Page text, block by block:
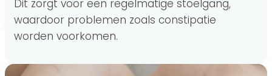
Dit zorgt voor een regelmatige stoelgang,
waardoor problemen zoals constipatie
worden voorkomen.